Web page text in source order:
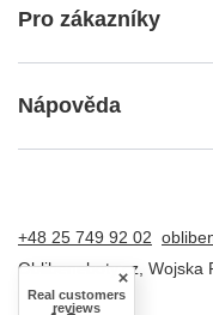
Pro zákazníky
Nápověda
+48 25 749 92 02
Oblibeneboty.cz Wojska
Real customers
reviews